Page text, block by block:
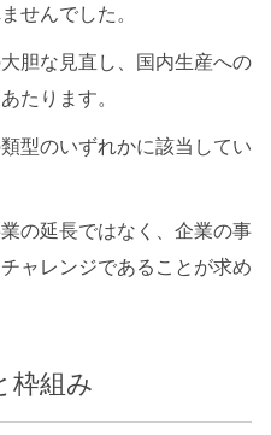
せんでした。
胆な見直し、国内生産への
たります。
型のいずれかに該当してい
の延長ではなく、企業の事
ャレンジであることが求め
枠組み